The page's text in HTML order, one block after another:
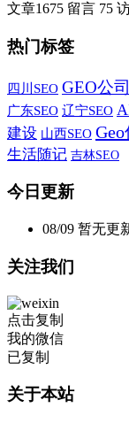
文章1675 留言 75
热门标签
四川SEO GEO公司
广东SEO 辽宁SEO
建设 山西SEO
生活随记 吉林SEO
今日更新
08/09 暂无更
关注我们
点击复制
我的微信
已复制
关于本站